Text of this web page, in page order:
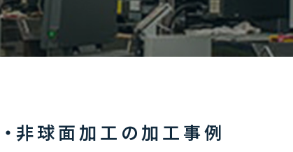
非球面加工の加工事例